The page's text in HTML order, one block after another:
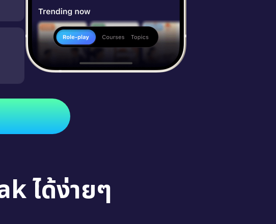
ได้ง่ายๆ